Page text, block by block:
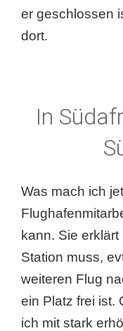
er geschlossen
dort.
In
Was mach ich
kann. Sie
Station muss,
weiteren Flug
ein Platz frei ist.
ich mit stark